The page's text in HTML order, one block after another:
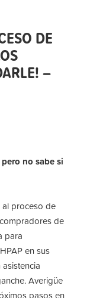
DE
–
no sabe si
proceso de
de
para
en sus
Averigüe
pasos en